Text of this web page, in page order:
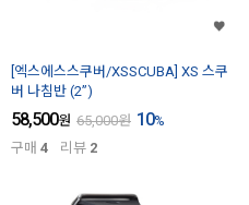
[엑스에스스쿠버/XSSCUBA] XS 스쿠
버 나침반 (2”)
58,500원 65,000원 10%
구매 4 리뷰 2